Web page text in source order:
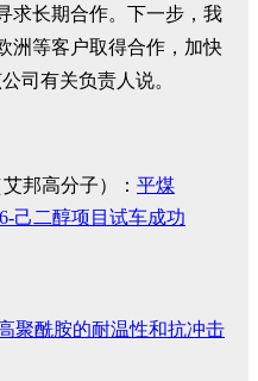
求长期合作。下一步，我
洲等客户取得合作，加快
司有关负责人说。
邦高分子）： 平煤
己二醇项目试车成功
聚酰胺的耐温性和抗冲击